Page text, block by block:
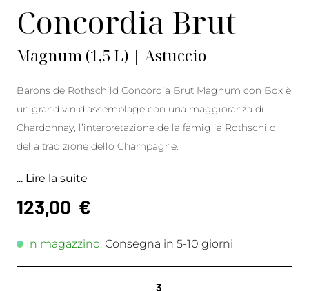
Concordia Brut
Magnum (1,5 L) | Astuccio
Barons de Rothschild Concordia Brut Magnum con Box è
un grand vin d’assemblage con una maggioranza di
Chardonnay, l’interpretazione della famiglia Rothschild
della tradizione dello Champagne.
... Lire la suite
123,00 €
In magazzino. Consegna in 5-10 giorni